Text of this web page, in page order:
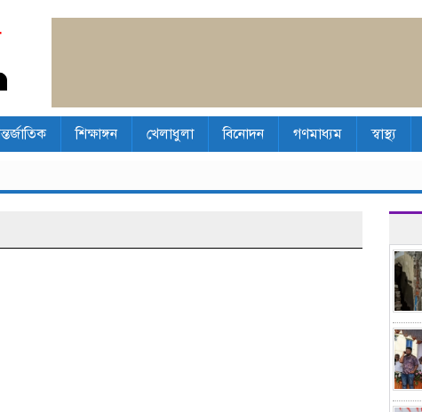
শিক্ষাঙ্গন খেলাধুলা বিনোদন গণমাধ্যম স্বাস্থ্য